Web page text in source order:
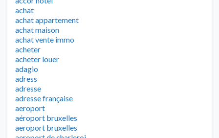
achat
achat appartement
achat maison
achat vente immo
acheter
acheter louer
adagio
adress
adresse
adresse française
aeroport
aéroport bruxelles
aeroport bruxelles